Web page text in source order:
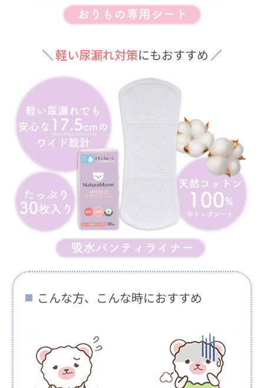
＼ 軽い尿漏れ対策にもおすすめ ／
こんな方、こんな時におすすめ